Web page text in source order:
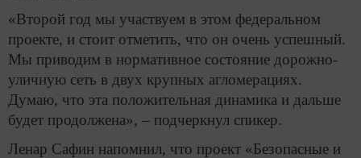
«Второй год мы участвуем в этом федеральном
проекте, и стоит отметить, что он очень успешный.
Мы приводим в нормативное состояние дорожно-
уличную сеть в двух крупных агломерациях.
Думаю, что эта положительная динамика и дальше
будет продолжена», – подчеркнул спикер.
Ленар Сафин напомнил, что проект «Безопасные и